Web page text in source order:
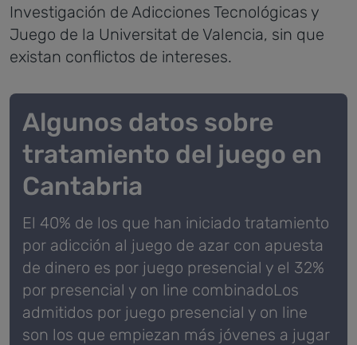
Investigación de Adicciones Tecnológicas y
Juego de la Universitat de Valencia, sin que
existan conflictos de intereses.
Algunos datos sobre
tratamiento del juego en
Cantabria
El 40% de los que han iniciado tratamiento
por adicción al juego de azar con apuesta
de dinero es por juego presencial y el 32%
por presencial y on line combinadoLos
admitidos por juego presencial y on line
son los que empiezan más jóvenes a jugar